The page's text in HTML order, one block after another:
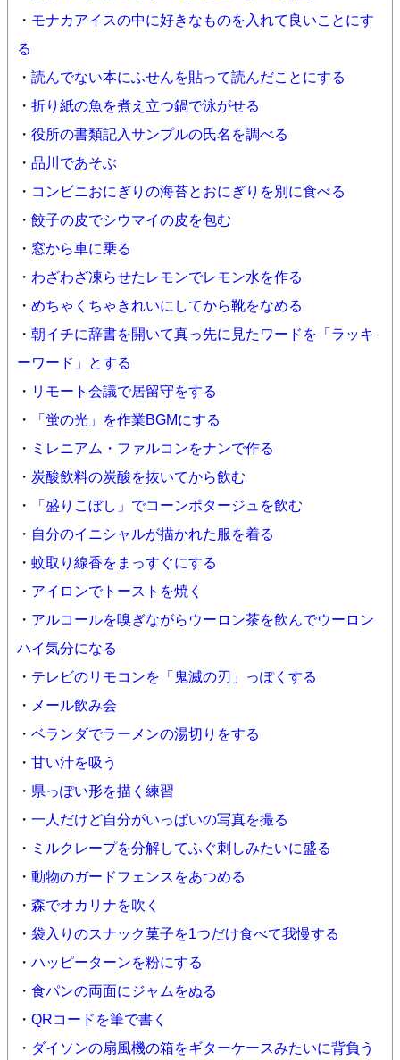
・ モナカアイスの中に好きなものを入れて良いことにす
る
・ 読んでない本にふせんを貼って読んだことにする
・ 折り紙の魚を煮え立つ鍋で泳がせる
・ 役所の書類記入サンプルの氏名を調べる
・ 品川であそぶ
・ コンビニおにぎりの海苔とおにぎりを別に食べる
・ 餃子の皮でシウマイの皮を包む
・ 窓から車に乗る
・ わざわざ凍らせたレモンでレモン水を作る
・ めちゃくちゃきれいにしてから靴をなめる
・ 朝イチに辞書を開いて真っ先に見たワードを「ラッキ
ーワード」とする
・ リモート会議で居留守をする
・
「蛍の光」を作業BGMにする
・ ミレニアム・ファルコンをナンで作る
・ 炭酸飲料の炭酸を抜いてから飲む
・
「盛りこぼし」でコーンポタージュを飲む
・ 自分のイニシャルが描かれた服を着る
・ 蚊取り線香をまっすぐにする
・ アイロンでトーストを焼く
・ アルコールを嗅ぎながらウーロン茶を飲んでウーロン
ハイ気分になる
・ テレビのリモコンを「鬼滅の刃」っぽくする
・ メール飲み会
・ ベランダでラーメンの湯切りをする
・ 甘い汁を吸う
・ 県っぽい形を描く練習
・ 一人だけど自分がいっぱいの写真を撮る
・ ミルクレープを分解してふぐ刺しみたいに盛る
・ 動物のガードフェンスをあつめる
・ 森でオカリナを吹く
・ 袋入りのスナック菓子を1つだけ食べて我慢する
・ ハッピーターンを粉にする
・ 食パンの両面にジャムをぬる
・ QRコードを筆で書く
・ ダイソンの扇風機の箱をギターケースみたいに背負う